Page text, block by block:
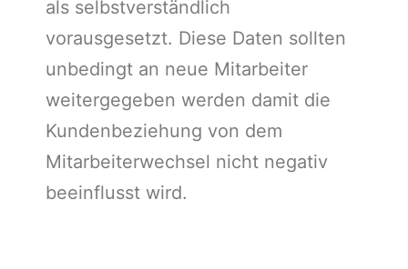
als selbstverständlich
vorausgesetzt. Diese Daten sollten
unbedingt an neue Mitarbeiter
weitergegeben werden damit die
Kundenbeziehung von dem
Mitarbeiterwechsel nicht negativ
beeinflusst wird.